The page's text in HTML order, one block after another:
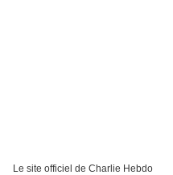
Le site officiel de Charlie Hebdo